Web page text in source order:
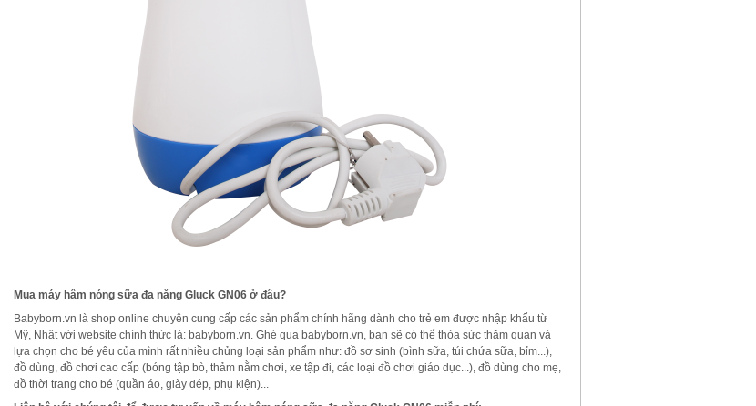
Mua máy hâm nóng sữa đa năng Gluck GN06 ở đâu?
Babyborn.vn là shop online chuyên cung cấp các sản phẩm chính hãng dành cho trẻ em được nhập khẩu từ
Mỹ, Nhật với website chính thức là: babyborn.vn. Ghé qua babyborn.vn, bạn sẽ có thể thỏa sức thăm quan và
lựa chọn cho bé yêu của mình rất nhiều chủng loại sản phẩm như: đồ sơ sinh (bình sữa, túi chứa sữa, bỉm...),
đồ dùng, đồ chơi cao cấp (bóng tập bò, thảm nằm chơi, xe tập đi, các loại đồ chơi giáo dục...), đồ dùng cho mẹ,
đồ thời trang cho bé (quần áo, giày dép, phụ kiện)...